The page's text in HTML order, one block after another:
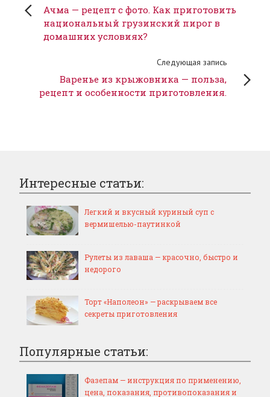
Ачма — рецепт с фото. Как приготовить
национальный грузинский пирог в
домашних условиях?
Следующая запись
Варенье из крыжовника — польза,
рецепт и особенности приготовления.
Интересные статьи:
Легкий и вкусный куриный суп с
вермишелью-паутинкой
Рулеты из лаваша — красочно, быстро и
недорого
Торт «Наполеон» — раскрываем все
секреты приготовления
Популярные статьи:
Фазепам — инструкция по применению,
цена, показания, противопоказания и